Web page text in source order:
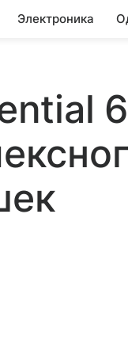
Электроника